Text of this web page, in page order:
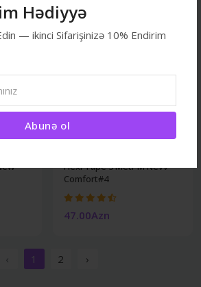
Hədiyyə
— ikinci Sifarişinizə 10% Endirim
Abunə ol
Flexi Tape 5 Metr M Nevv
Comfort#4
47.00Azn
‹ 1 2 ›